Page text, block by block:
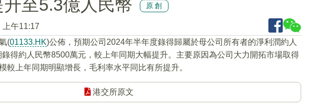
至5.3億人民幣
原創
上午11:17
(01133.HK)公佈，預期公司2024年半年度錄得歸屬於母公司所有者的淨利潤約人
得約人民幣8500萬元，較上年同期大幅提升。主要原因為公司大力開拓市場取得
較上年同期明顯增長，毛利率水平同比有所提升。
港交所原文